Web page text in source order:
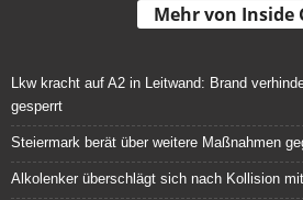
Mehr von Inside
Lkw kracht auf A2 in Leitwand: Brand
gesperrt
Steiermark berät über weitere Maßnahmen
Alkolenker überschlägt sich nach Kollision